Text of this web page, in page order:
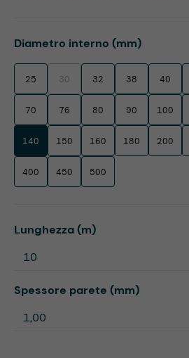
Select
Diametro interno (mm)
25 30(This option is currently unavailable.)
32 38 40
70 76 80 90 100
140 150 160 180 200
400 450 500
Select
Lunghezza (m)
Select
Spessore parete (mm)